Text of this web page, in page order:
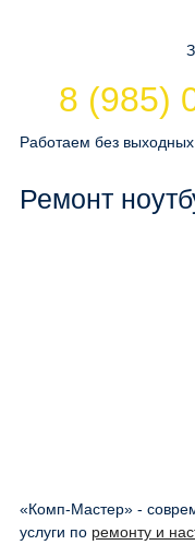
8 (985)
Работаем без
Ремонт
«Комп-Мастер» -
услуги по ремонту и